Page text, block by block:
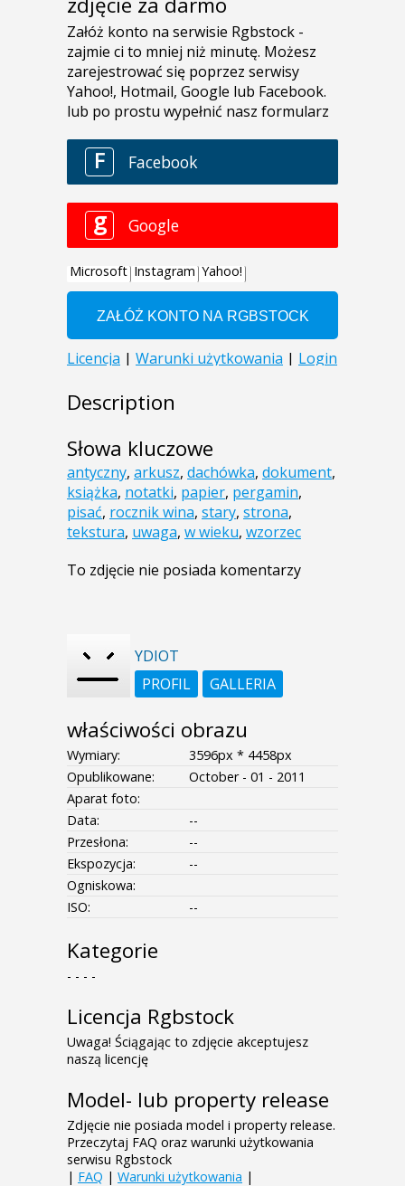
Description
Słowa kluczowe
antyczny, arkusz, dachówka, dokument,
książka, notatki, papier, pergamin,
pisać, rocznik wina, stary, strona,
tekstura, uwaga, w wieku, wzorzec
To zdjęcie nie posiada komentarzy
YDIOT
PROFIL
GALLERIA
właściwości obrazu
Wymiary:
3596px * 4458px
Opublikowane:
October - 01 - 2011
Aparat foto:
Data:
--
Przesłona:
--
Ekspozycja:
--
Ogniskowa:
ISO:
--
Kategorie
- - - -
Licencja Rgbstock
Uwaga! Ściągając to zdjęcie akceptujesz
naszą licencję
Model- lub property release
Zdjęcie nie posiada model i property release.
Przeczytaj FAQ oraz warunki użytkowania
serwisu Rgbstock
| FAQ | Warunki użytkowania |